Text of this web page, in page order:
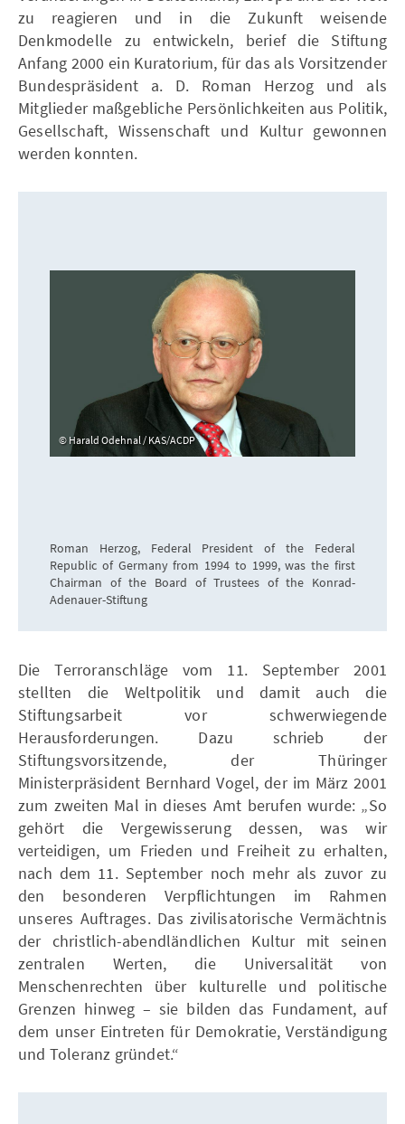
zu reagieren und in die Zukunft weisende
Denkmodelle zu entwickeln, berief die Stiftung
Anfang 2000 ein Kuratorium, für das als Vorsitzender
Bundespräsident a. D. Roman Herzog und als
Mitglieder maßgebliche Persönlichkeiten aus Politik,
Gesellschaft, Wissenschaft und Kultur gewonnen
werden konnten.
Harald Odehnal / KAS/ACDP
Roman Herzog, Federal President of the Federal
Republic of Germany from 1994 to 1999, was the first
Chairman of the Board of Trustees of the Konrad-
Adenauer-Stiftung
Die Terroranschläge vom 11. September 2001
stellten die Weltpolitik und damit auch die
Stiftungsarbeit vor schwerwiegende
Herausforderungen. Dazu schrieb der
Stiftungsvorsitzende, der Thüringer
Ministerpräsident Bernhard Vogel, der im März 2001
zum zweiten Mal in dieses Amt berufen wurde: „So
gehört die Vergewisserung dessen, was wir
verteidigen, um Frieden und Freiheit zu erhalten,
nach dem 11. September noch mehr als zuvor zu
den besonderen Verpflichtungen im Rahmen
unseres Auftrages. Das zivilisatorische Vermächtnis
der christlich-abendländlichen Kultur mit seinen
zentralen Werten, die Universalität von
Menschenrechten über kulturelle und politische
Grenzen hinweg – sie bilden das Fundament, auf
dem unser Eintreten für Demokratie, Verständigung
und Toleranz gründet.“